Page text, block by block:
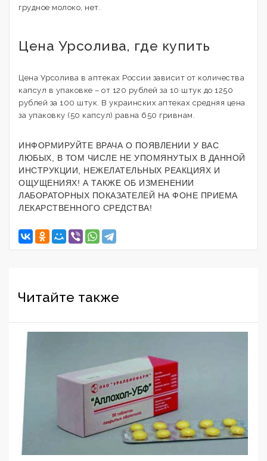
грудное молоко, нет.
Цена Урсолива, где купить
Цена Урсолива в аптеках России зависит от количества
капсул в упаковке – от 120 рублей за 10 штук до 1250
рублей за 100 штук. В украинских аптеках средняя цена
за упаковку (50 капсул) равна 650 гривнам.
ИНФОРМИРУЙТЕ ВРАЧА О ПОЯВЛЕНИИ У ВАС
ЛЮБЫХ, В ТОМ ЧИСЛЕ НЕ УПОМЯНУТЫХ В ДАННОЙ
ИНСТРУКЦИИ, НЕЖЕЛАТЕЛЬНЫХ РЕАКЦИЯХ И
ОЩУЩЕНИЯХ! А ТАКЖЕ ОБ ИЗМЕНЕНИИ
ЛАБОРАТОРНЫХ ПОКАЗАТЕЛЕЙ НА ФОНЕ ПРИЕМА
ЛЕКАРСТВЕННОГО СРЕДСТВА!
Читайте также